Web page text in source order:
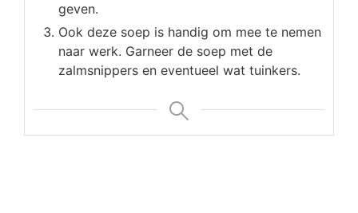
geven.
Ook deze soep is handig om mee te nemen
naar werk. Garneer de soep met de
zalmsnippers en eventueel wat tuinkers.